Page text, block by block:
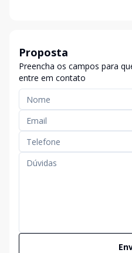
Proposta
Preencha os campos para
entre em contato